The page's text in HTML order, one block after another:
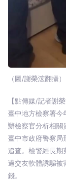
（圖/謝榮浤翻攝）
【點傳媒/記者謝榮
臺中地方檢察署今
辦檢察官分析相關
臺中市政府警察局
追查。檢警經長期
過交友軟體誘騙被
錢。